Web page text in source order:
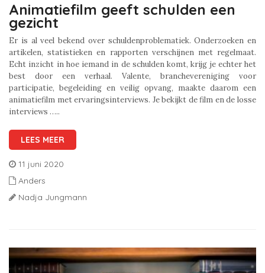
Animatiefilm geeft schulden een
gezicht
Er is al veel bekend over schuldenproblematiek. Onderzoeken en
artikelen, statistieken en rapporten verschijnen met regelmaat.
Echt inzicht in hoe iemand in de schulden komt, krijg je echter het
best door een verhaal. Valente, branchevereniging voor
participatie, begeleiding en veilig opvang, maakte daarom een
animatiefilm met ervaringsinterviews. Je bekijkt de film en de losse
interviews …..
LEES MEER
11 juni 2020
Anders
Nadja Jungmann